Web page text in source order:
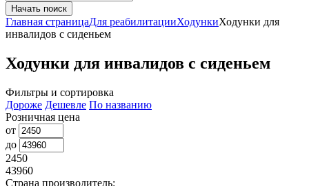
Начать поиск
Главная страницаДля реабилитацииХодункиХодунки для
инвалидов с сиденьем
Ходунки для инвалидов с сиденьем
Фильтры и сортировка
Дороже Дешевле По названию
Розничная цена
от
до
2450
43960
Страна производитель: